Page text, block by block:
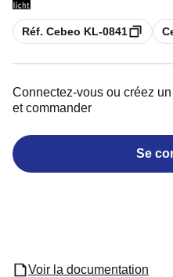
Copier
Réf. Cebeo KL-0841
Connectez-vous ou créez
et commander
Se
Voir la documentation